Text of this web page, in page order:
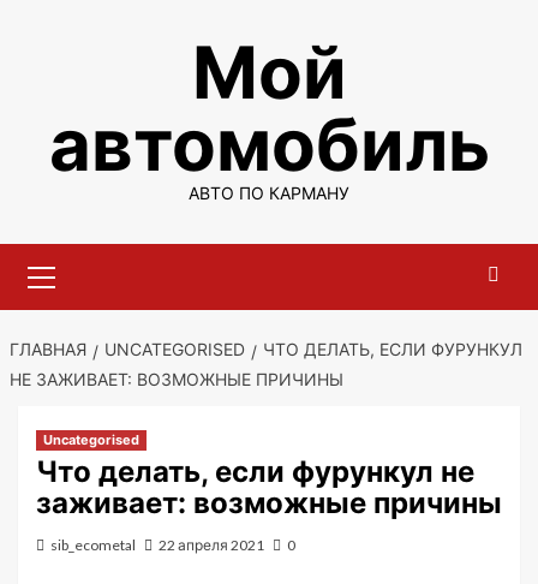
Мой
автомобиль
АВТО ПО КАРМАНУ
меню
ГЛАВНАЯ UNCATEGORISED
ЧТО ДЕЛАТЬ, ЕСЛИ ФУРУНКУЛ
НЕ ЗАЖИВАЕТ: ВОЗМОЖНЫЕ ПРИЧИНЫ
Uncategorised
Что делать, если фурункул не
заживает: возможные причины
sib_ecometal 22 апреля 2021 0